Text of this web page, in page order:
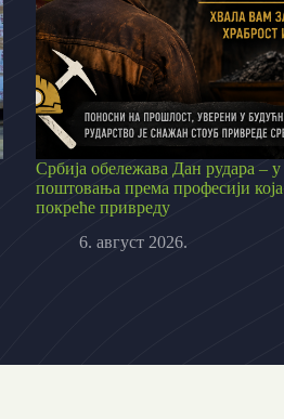
Србија обележава Дан рудара – у
поштовања према професији која
покреће привреду
6. август 2026.